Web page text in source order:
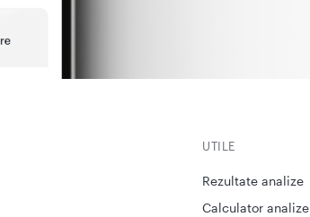
UTILE
Rezultate analize
Calculator analize